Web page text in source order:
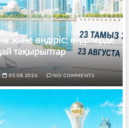
және өндіріс: өңірлерде
тақырыптар
05.08.2026 NO COMMENTS